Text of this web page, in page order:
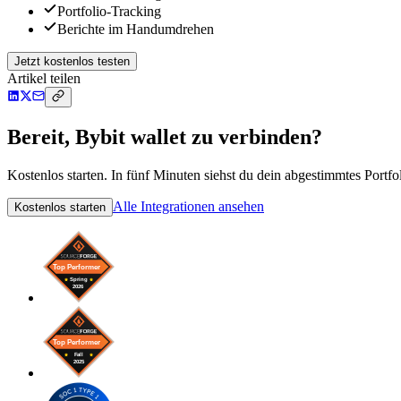
Portfolio-Tracking
Berichte im Handumdrehen
Jetzt kostenlos testen
Artikel teilen
Bereit, Bybit wallet zu verbinden?
Kostenlos starten. In fünf Minuten siehst du dein abgestimmtes
Kostenlos starten Alle Integrationen ansehen